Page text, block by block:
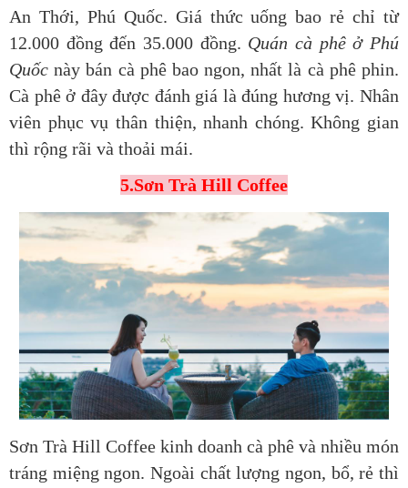
An Thới, Phú Quốc. Giá thức uống bao rẻ chỉ từ
12.000 đồng đến 35.000 đồng. Quán cà phê ở Phú
Quốc này bán cà phê bao ngon, nhất là cà phê phin.
Cà phê ở đây được đánh giá là đúng hương vị. Nhân
viên phục vụ thân thiện, nhanh chóng. Không gian
thì rộng rãi và thoải mái.
5.Sơn Trà Hill Coffee
Sơn Trà Hill Coffee kinh doanh cà phê và nhiều món
tráng miệng ngon. Ngoài chất lượng ngon, bổ, rẻ thì